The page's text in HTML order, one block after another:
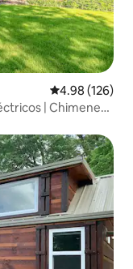
Calificación
4.98 (126)
| Chimenea |